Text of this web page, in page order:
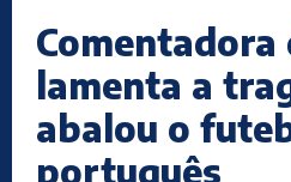
Comentadora
lamenta a
abalou o
português